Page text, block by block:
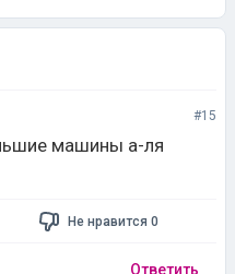
#15
машины а-ля
Не нравится 0
Ответить